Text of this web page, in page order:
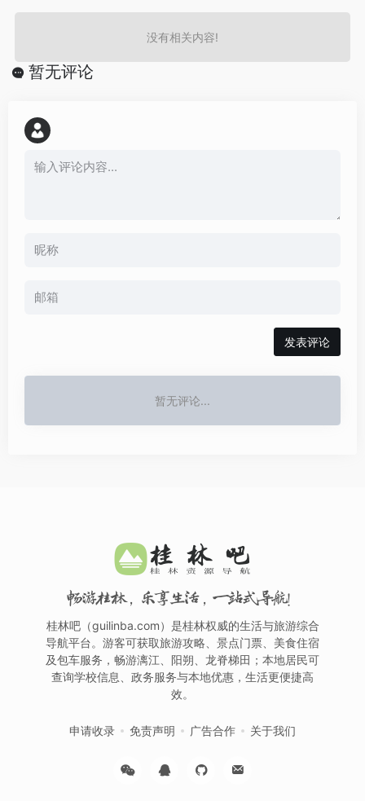
没有相关内容!
暂无评论
发表评论
暂无评论...
畅游桂林，乐享生活，一站式导航！
桂林吧（guilinba.com）是桂林权威的生活与旅游综合
导航平台。游客可获取旅游攻略、景点门票、美食住宿
及包车服务，畅游漓江、阳朔、龙脊梯田；本地居民可
查询学校信息、政务服务与本地优惠，生活更便捷高
效。
申请收录 免责声明 广告合作 关于我们